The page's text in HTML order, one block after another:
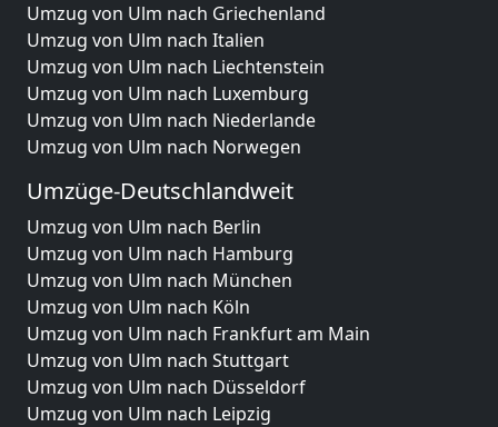
Umzug von Ulm nach Griechenland
Umzug von Ulm nach Italien
Umzug von Ulm nach Liechtenstein
Umzug von Ulm nach Luxemburg
Umzug von Ulm nach Niederlande
Umzug von Ulm nach Norwegen
Umzüge-Deutschlandweit
Umzug von Ulm nach Berlin
Umzug von Ulm nach Hamburg
Umzug von Ulm nach München
Umzug von Ulm nach Köln
Umzug von Ulm nach Frankfurt am Main
Umzug von Ulm nach Stuttgart
Umzug von Ulm nach Düsseldorf
Umzug von Ulm nach Leipzig